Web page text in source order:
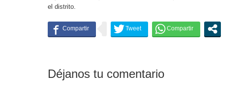
el distrito.
Déjanos tu comentario